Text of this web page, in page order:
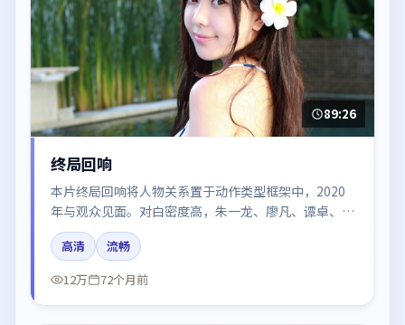
89:26
终局回响
本片终局回响将人物关系置于动作类型框架中，2020
年与观众见面。对白密度高，朱一龙、廖凡、谭卓、章
子怡、木村拓哉的台词节奏值得关注；整体气质偏泰国
都市与冷色调摄影。
高清
流畅
12万
72个月前